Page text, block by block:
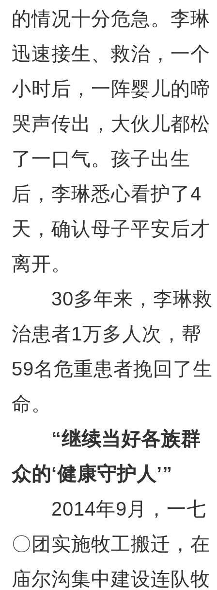
的情况十分危急。李琳
迅速接生、救治，一个
小时后，一阵婴儿的啼
哭声传出，大伙儿都松
了一口气。孩子出生
后，李琳悉心看护了4
天，确认母子平安后才
离开。
30多年来，李琳救
治患者1万多人次，帮
59名危重患者挽回了生
命。
“继续当好各族群
众的‘健康守护人’”
2014年9月，一七
〇团实施牧工搬迁，在
庙尔沟集中建设连队牧